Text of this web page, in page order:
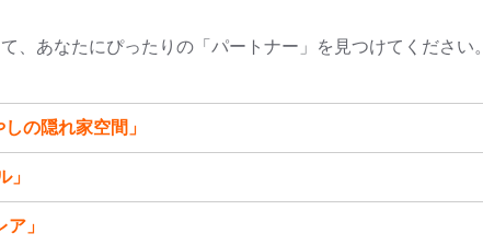
、あなたにぴったりの「パートナー」を見つけてください。
の隠れ家空間」
」
」